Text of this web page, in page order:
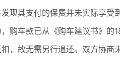
现其支付的保费并未实际享
购车款已从《购车建议书》
，故无需另行退还。双方协